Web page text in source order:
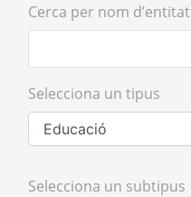
Cerca per nom d’entitat
Selecciona un tipus
Selecciona un subtipus